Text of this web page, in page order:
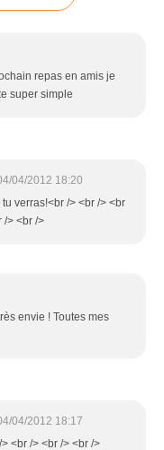
repas en amis je
super simple
04/2012 18:20
verras!<br /> <br /> <br
/> <br />
envie ! Toutes mes
04/2012 18:17
<br /> <br /> <br />